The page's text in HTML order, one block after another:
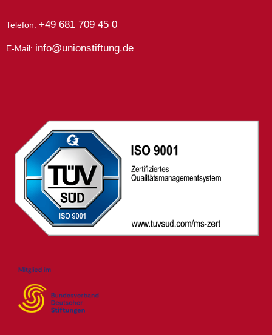
Telefon: +49 681 709 45 0
E-Mail: info@unionstiftung.de